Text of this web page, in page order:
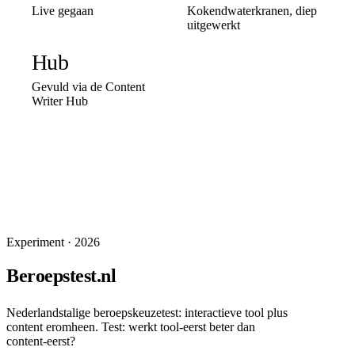
Live gegaan
Kokendwaterkranen, diep
uitgewerkt
Hub
Gevuld via de Content
Writer Hub
Experiment · 2026
Beroepstest.nl
Nederlandstalige beroepskeuzetest: interactieve tool plus
content eromheen. Test: werkt tool-eerst beter dan
content-eerst?